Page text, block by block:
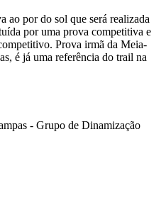
ao por do sol que será realizada
por uma prova competitiva e
Prova irmã da Meia-
é já uma referência do trail na
- Grupo de Dinamização